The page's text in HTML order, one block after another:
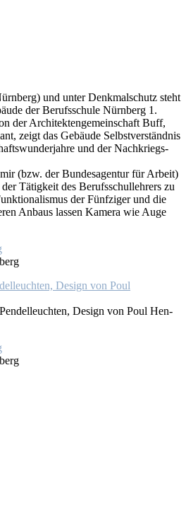
und un­ter Denk­mal­schutz steht
der Be­rufs­schu­le Nürn­berg 1.
der Ar­chi­tek­ten­ge­mein­schaft Buff,
zeigt das Ge­bäu­de Selbst­ver­ständ­nis
und der Nach­kriegs­
(bzw. der Bun­des­agen­tur für Ar­beit)
Tä­tig­keit des Be­rufs­schul­leh­rers zu
der Fünf­zi­ger und die
An­baus las­sen Ka­me­ra wie Au­ge
De­sign von Poul Hen­